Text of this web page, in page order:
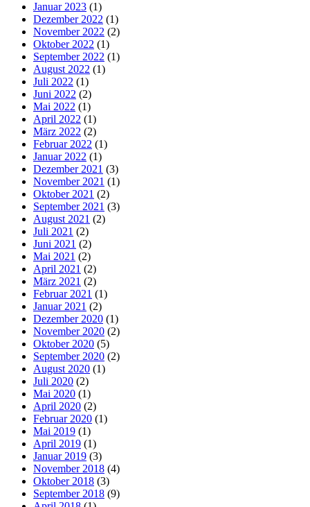
Januar 2023 (1)
Dezember 2022 (1)
November 2022 (2)
Oktober 2022 (1)
September 2022 (1)
August 2022 (1)
Juli 2022 (1)
Juni 2022 (2)
Mai 2022 (1)
April 2022 (1)
März 2022 (2)
Februar 2022 (1)
Januar 2022 (1)
Dezember 2021 (3)
November 2021 (1)
Oktober 2021 (2)
September 2021 (3)
August 2021 (2)
Juli 2021 (2)
Juni 2021 (2)
Mai 2021 (2)
April 2021 (2)
März 2021 (2)
Februar 2021 (1)
Januar 2021 (2)
Dezember 2020 (1)
November 2020 (2)
Oktober 2020 (5)
September 2020 (2)
August 2020 (1)
Juli 2020 (2)
Mai 2020 (1)
April 2020 (2)
Februar 2020 (1)
Mai 2019 (1)
April 2019 (1)
Januar 2019 (3)
November 2018 (4)
Oktober 2018 (3)
September 2018 (9)